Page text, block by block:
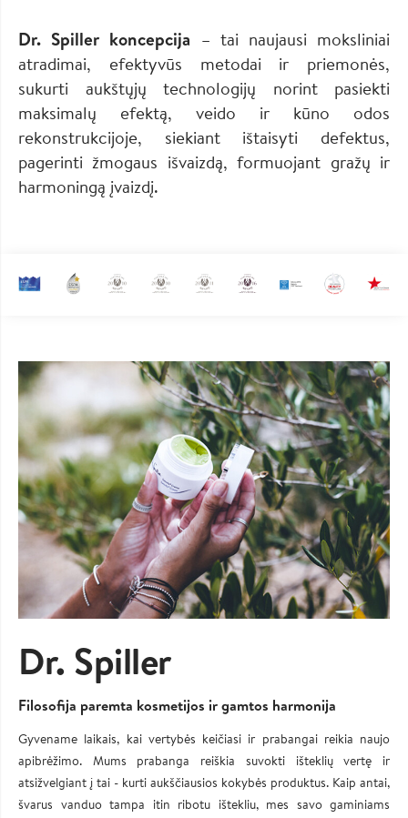
Dr. Spiller koncepcija – tai naujausi moksliniai
atradimai, efektyvūs metodai ir priemonės,
sukurti aukštųjų technologijų norint pasiekti
maksimalų efektą, veido ir kūno odos
rekonstrukcijoje, siekiant ištaisyti defektus,
pagerinti žmogaus išvaizdą, formuojant gražų ir
harmoningą įvaizdį.
Dr. Spiller
Filosofija paremta kosmetijos ir gamtos harmonija
Gyvename laikais, kai vertybės keičiasi ir prabangai reikia naujo
apibrėžimo. Mums prabanga reiškia suvokti išteklių vertę ir
atsižvelgiant į tai - kurti aukščiausios kokybės produktus. Kaip antai,
švarus vanduo tampa itin ribotu ištekliu, mes savo gaminiams